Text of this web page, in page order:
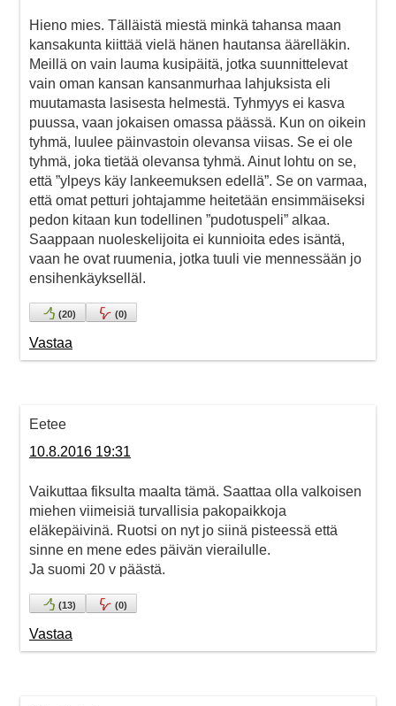
Hieno mies. Tälläistä miestä minkä tahansa maan
kansakunta kiittää vielä hänen hautansa äärelläkin.
Meillä on vain lauma kusipäitä, jotka suunnittelevat
vain oman kansan kansanmurhaa lahjuksista eli
muutamasta lasisesta helmestä. Tyhmyys ei kasva
puussa, vaan jokaisen omassa päässä. Kun on oikein
tyhmä, luulee päinvastoin olevansa viisas. Se ei ole
tyhmä, joka tietää olevansa tyhmä. Ainut lohtu on se,
että ”ylpeys käy lankeemuksen edellä”. Se on varmaa,
että omat petturi johtajamme heitetään ensimmäiseksi
pedon kitaan kun todellinen ”pudotuspeli” alkaa.
Saappaan nuoleskelijoita ei kunnioita edes isäntä,
vaan he ovat ruumenia, jotka tuuli vie mennessään jo
ensihenkäykselläl.
(20) (0)
Vastaa
Eetee
10.8.2016 19:31
Vaikuttaa fiksulta maalta tämä. Saattaa olla valkoisen
miehen viimeisiä turvallisia pakopaikkoja
eläkepäivinä. Ruotsi on nyt jo siinä pisteessä että
sinne en mene edes päivän vierailulle.
Ja suomi 20 v päästä.
(13) (0)
Vastaa